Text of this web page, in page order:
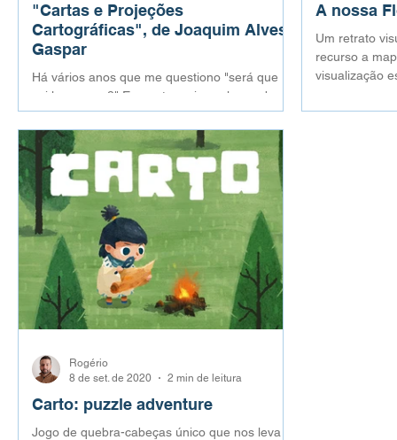
"Cartas e Projeções
Cartográficas", de Joaquim Alves
Gaspar
Há vários anos que me questiono "será que
sei ler mapas?" E quanto mais exploro sobre
Cartografia, mais eu percebo que não sei ler
mapas
A nossa
Um retrato
recurso a
visualização
Carto: puzzle adventure
Jogo de quebra-cabeças único que nos leva a
Rogério
8 de set. de 2020
2 min de leitura